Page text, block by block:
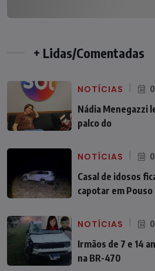
+ Lidas/Comentadas
NOTÍCIAS
Nádia Menegazzi
palco do
NOTÍCIAS
Casal de idosos
capotar em Pouso
NOTÍCIAS
Irmãos de 7 e 14
na BR-470